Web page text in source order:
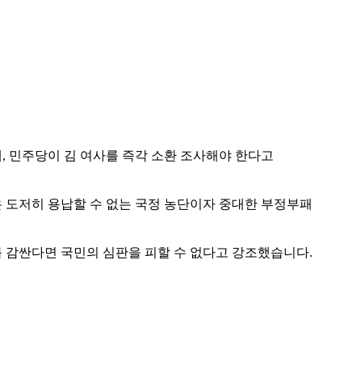
주당이 김 여사를 즉각 소환 조사해야 한다고
저히 용납할 수 없는 국정 농단이자 중대한 부정부패
싼다면 국민의 심판을 피할 수 없다고 강조했습니다.